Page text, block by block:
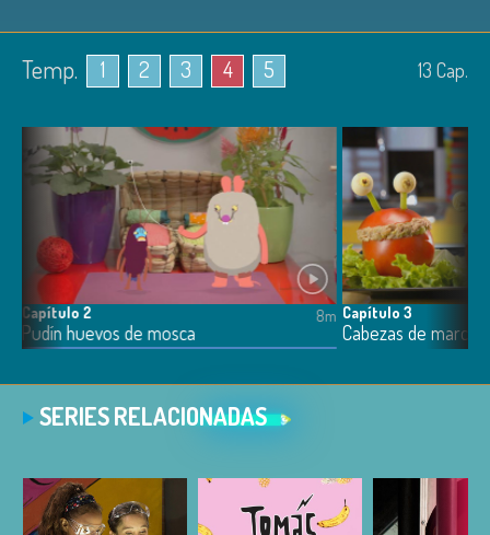
Temp. 1 2 3 4 5 13 Cap.
Capítulo 2
Pudín huevos de mosca
8m Capítulo 3
Cabezas de
SERIES RELACIONADAS